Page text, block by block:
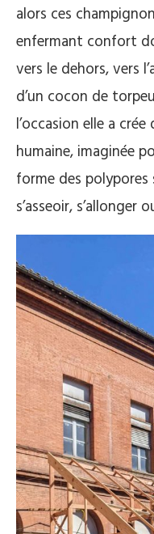
alors ces
enfermant confort
vers le dehors, vers
d’un cocon de
l’occasion elle a
humaine, imaginée
forme des polypores
s’asseoir, s’allonger